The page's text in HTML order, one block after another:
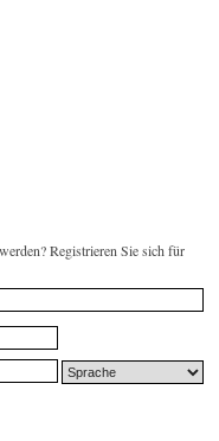
Registrieren Sie sich für